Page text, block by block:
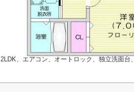
2LDK、エアコン、オートロック、独立洗面台、